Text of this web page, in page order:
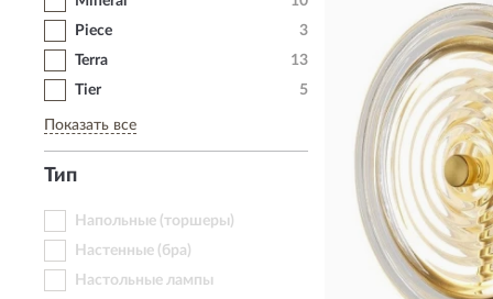
Piece
3
Terra
13
Tier
5
Показать все
Тип
Напольные (торшеры)
Настенные (бра)
Настольные лампы